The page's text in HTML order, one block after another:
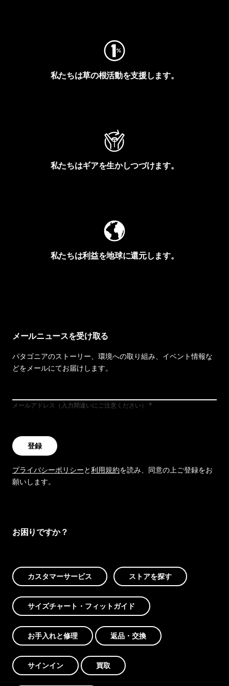
私たちは草の根活動を支援します。
私たちはギアを生かしつづけます。
私たちは利益を地球に還元します。
メールニュースを受け取る
パタゴニアのストーリー、環境への取り組み、イベント情報な
どをメールにてお届けします。
メールアドレス（入力間違いにご注意ください）
登録
プライバシーポリシーと利用規約を読み、同意の上ご登録をお
願いします。
お困りですか？
カスタマーサービス ストアを探す
サイズチャート・フィットガイド
お手入れと修理 返品・交換
サインイン 買取